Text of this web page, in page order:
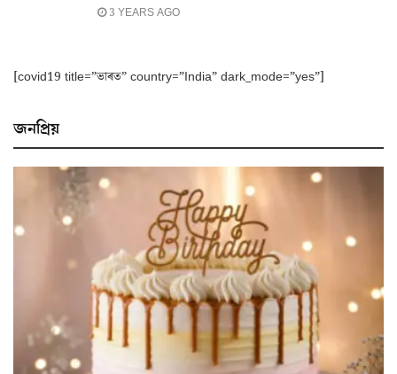
3 YEARS AGO
[covid19 title=”ভাৰত” country=”India” dark_mode=”yes”]
জনপ্ৰিয়